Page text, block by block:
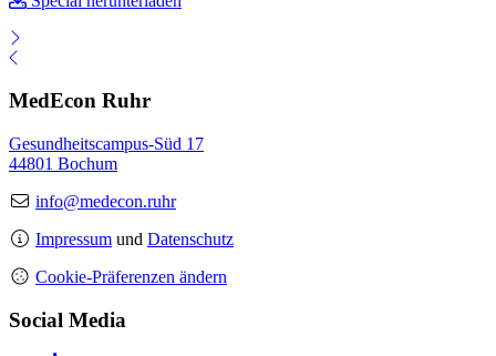
MedEcon Ruhr
Gesundheitscampus-Süd 17
44801 Bochum
info@medecon.ruhr
Impressum und Datenschutz
Cookie-Präferenzen ändern
Social Media